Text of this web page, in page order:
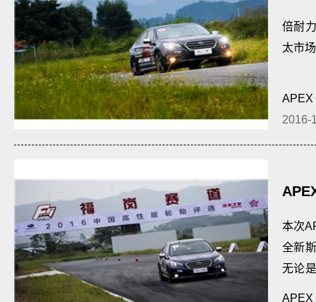
倍耐
太市
APEX
2016-
全新
本次
全新
无论
APEX